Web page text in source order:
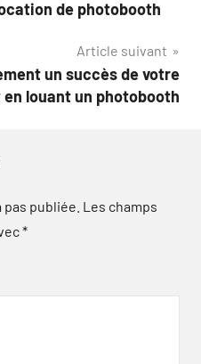
de photobooth
Article suivant
un succès de votre
en louant un photobooth
publiée. Les champs
*